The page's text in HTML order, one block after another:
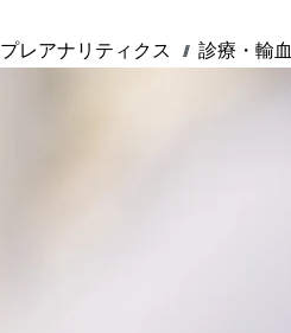
プレアナリティクス /// 診療・輸血